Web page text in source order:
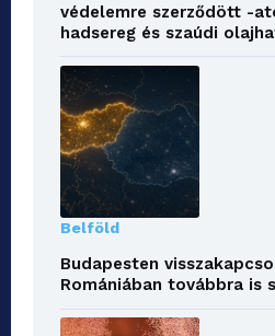
védelemre szerződött -
hadsereg és szaúdi
Belföld
Budapesten
Romániában továbbra is